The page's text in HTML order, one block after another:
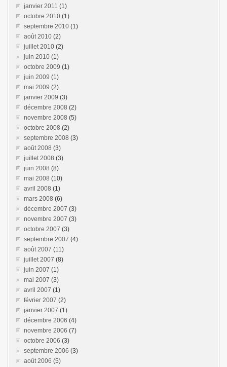
janvier 2011 (1)
octobre 2010 (1)
septembre 2010 (1)
août 2010 (2)
juillet 2010 (2)
juin 2010 (1)
octobre 2009 (1)
juin 2009 (1)
mai 2009 (2)
janvier 2009 (3)
décembre 2008 (2)
novembre 2008 (5)
octobre 2008 (2)
septembre 2008 (3)
août 2008 (3)
juillet 2008 (3)
juin 2008 (8)
mai 2008 (10)
avril 2008 (1)
mars 2008 (6)
décembre 2007 (3)
novembre 2007 (3)
octobre 2007 (3)
septembre 2007 (4)
août 2007 (11)
juillet 2007 (8)
juin 2007 (1)
mai 2007 (3)
avril 2007 (1)
février 2007 (2)
janvier 2007 (1)
décembre 2006 (4)
novembre 2006 (7)
octobre 2006 (3)
septembre 2006 (3)
août 2006 (5)